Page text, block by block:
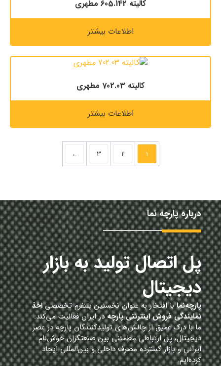
كاليته 605.142 مطهری
اطلاعات بیشتر
كاليته 702.03 مطهری
اطلاعات بیشتر
1
2
3
←
درباره پارچه نما
پل اتصال تولید به بازار
دیجیتال
پارچه‌نمابا افتخار به عنوان نخستین پلتفرم تخصصیاخذ
نمایندگی فروش اینترنتی پارچهدر ایران فعالیت می‌کند.
ما با درک عمیق از چالش‌های تولیدکنندگان پارچه در عصر
دیجیتال، پل ارتباطی مطمئنی بین صنعتگران خوش‌نام
ایرانی و بازار گسترده مصرف داخلی و بین‌المللی ایجاد
کرده‌ایم.